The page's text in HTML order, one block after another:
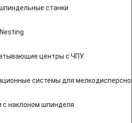
станки
центры с ЧПУ
системы для
с наклоном шпинделя